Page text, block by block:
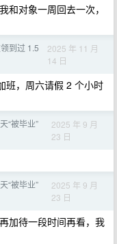
和对象一周回去一次，
到过 1.5
2025 年 11 月
14 日
班，周六请假 2 个小时
“被毕业”
2025 年 9 月
23 日
“被毕业”
2025 年 9 月
23 日
加待一段时间再看，我